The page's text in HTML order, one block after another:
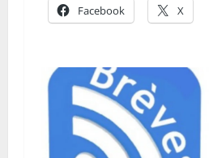
Facebook X